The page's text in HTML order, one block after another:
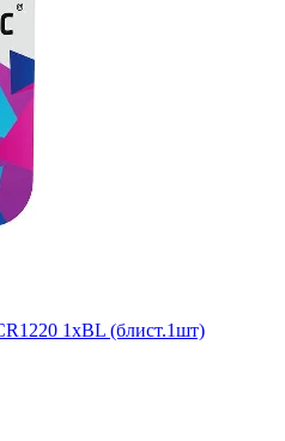
1хBL (блист.1шт)